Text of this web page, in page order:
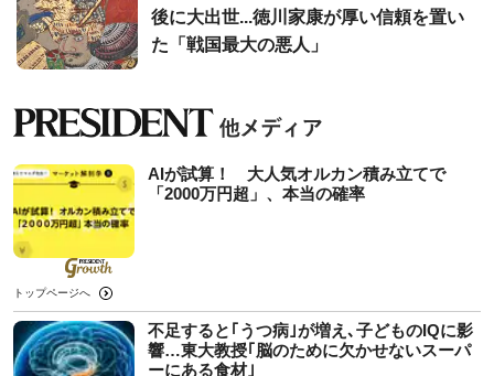
後に大出世...徳川家康が厚い信頼を置い
た「戦国最大の悪人」
AIが試算！ 大人気オルカン積み立てで
「2000万円超」、本当の確率
トップページへ
不足すると｢うつ病｣が増え､子どものIQに影
響…東大教授｢脳のために欠かせないスーパ
ーにある食材｣